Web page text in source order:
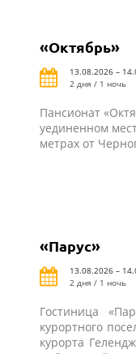
«Октябрь»
13.08.2026 –
2 дня / 1 ночь
Пансионат
уединенном
метрах от
«Парус»
13.08.2026 –
2 дня / 1 ночь
Гостиница
курортного
курорта